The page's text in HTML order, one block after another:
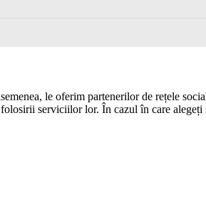
le oferim partenerilor de rețele
serviciilor lor. În cazul în care alegeți